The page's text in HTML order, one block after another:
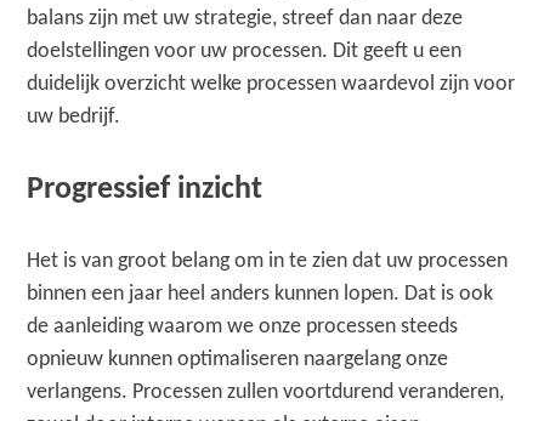
balans zijn met uw strategie, streef dan naar deze
doelstellingen voor uw processen. Dit geeft u een
duidelijk overzicht welke processen waardevol zijn voor
uw bedrijf.
Progressief inzicht
Het is van groot belang om in te zien dat uw processen
binnen een jaar heel anders kunnen lopen. Dat is ook
de aanleiding waarom we onze processen steeds
opnieuw kunnen optimaliseren naargelang onze
verlangens. Processen zullen voortdurend veranderen,